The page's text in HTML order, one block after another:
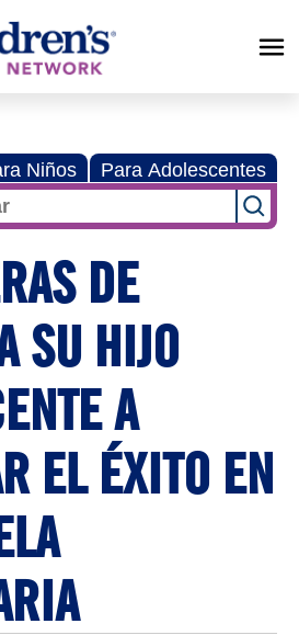
Niños Para Adolescentes
DE
SU HIJO
A
EL ÉXITO EN